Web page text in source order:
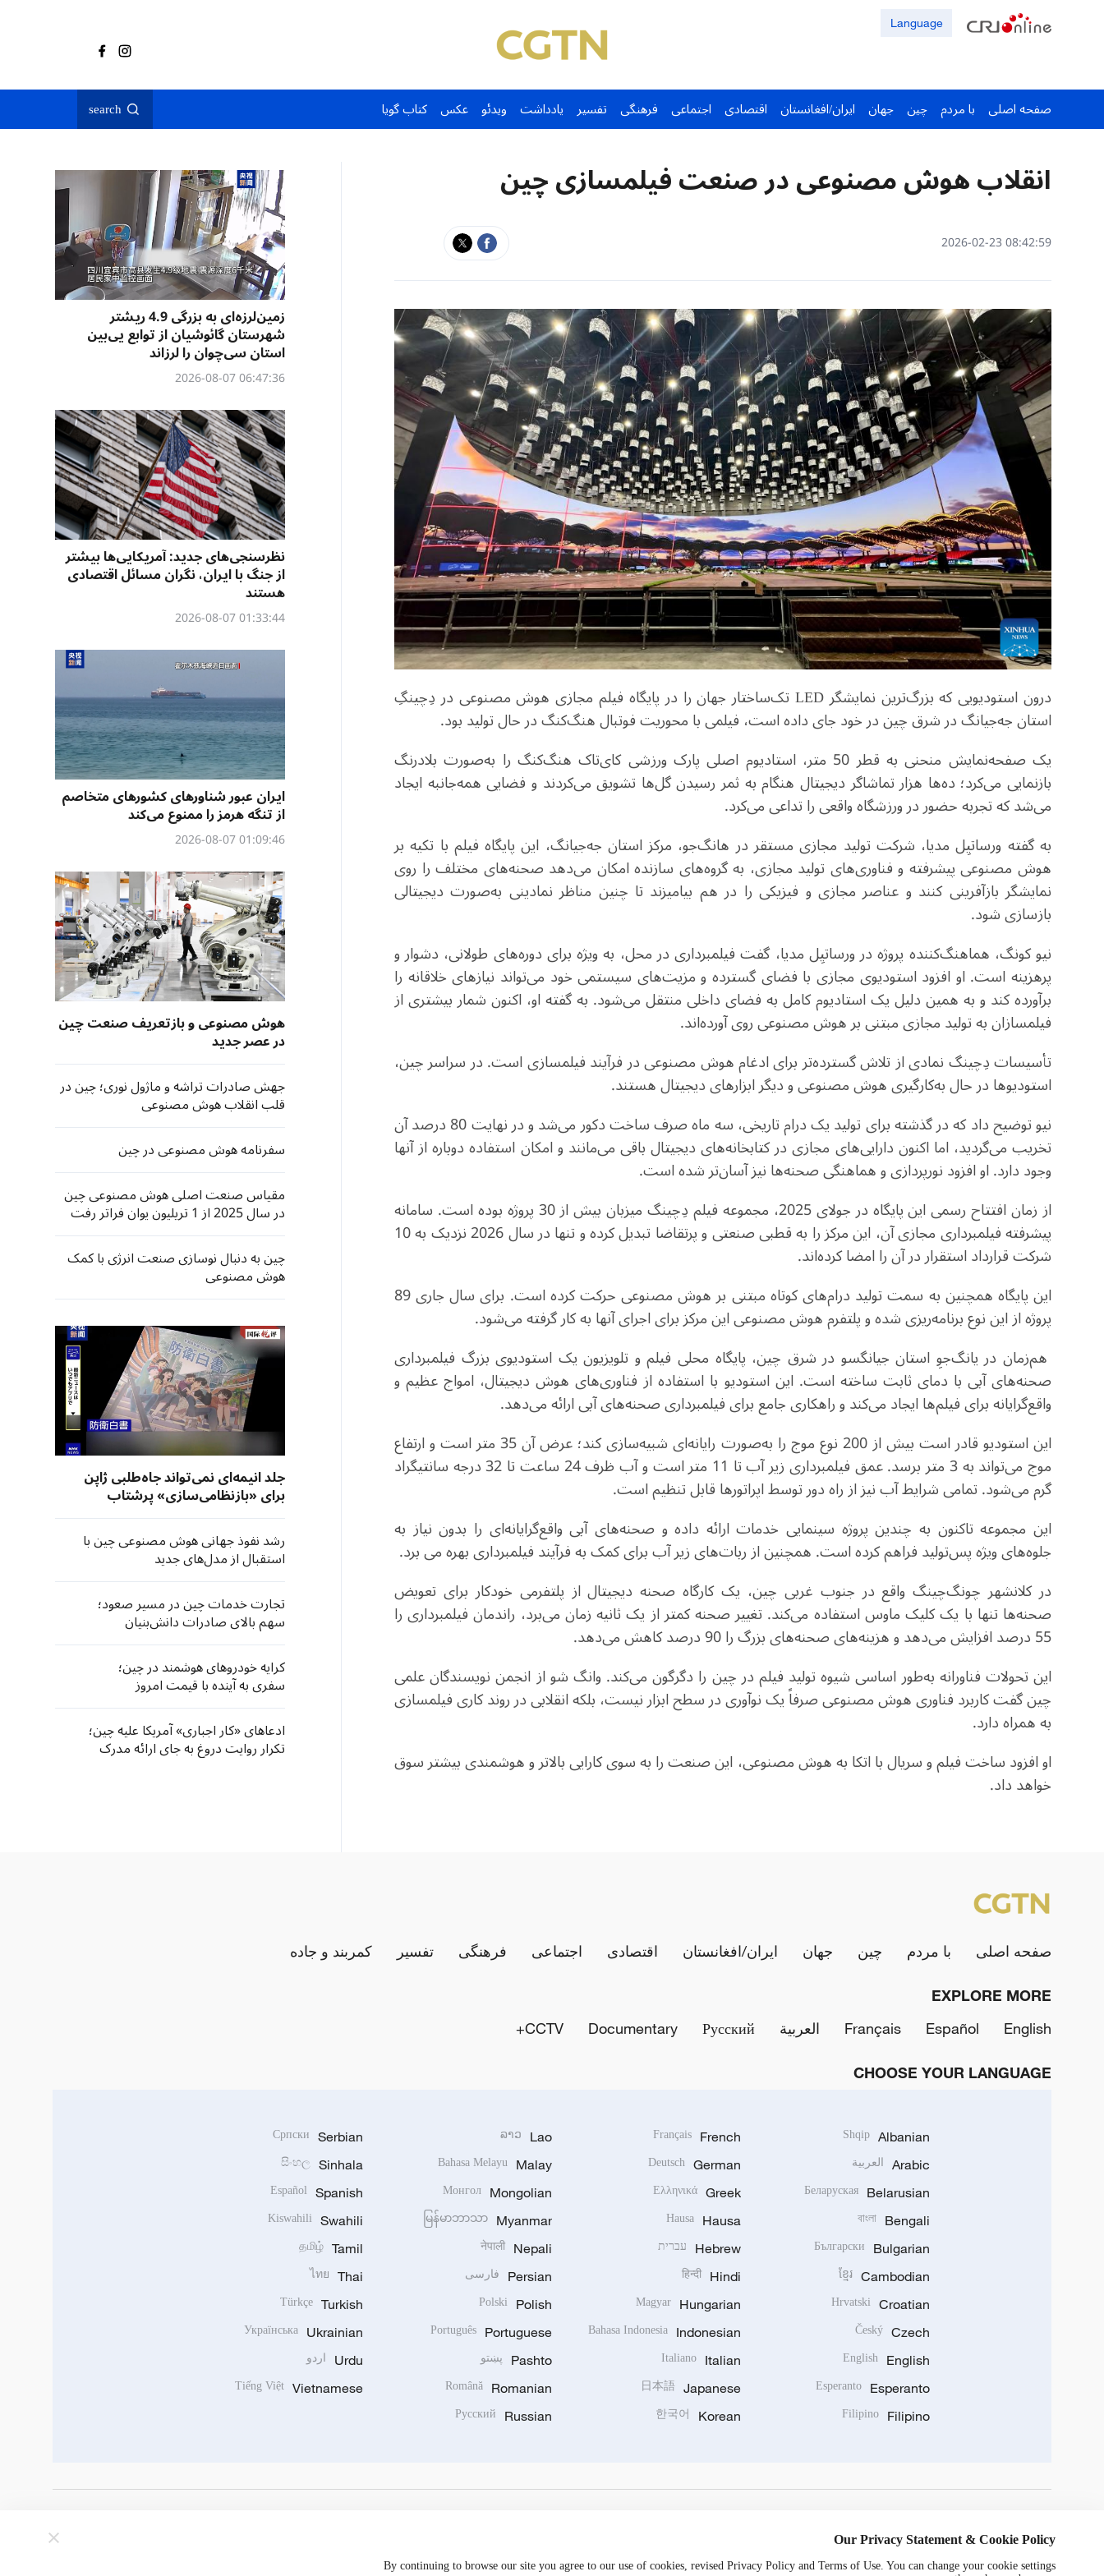
Language
صفحه اصلی با مردم چین جهان ایران/افغانستان اقتصادی اجتماعی فرهنگی تفسیر یادداشت ویدئو عکس کتاب گویا search
انقلاب هوش مصنوعی در صنعت فیلمسازی چین
08:42:59 2026-02-23
درون استودیویی که بزرگ‌ترین نمایشگرLED تک‌ساختار جهان را در پایگاه فیلم مجازی هوش مصنوعی در دِچینگِ
استان جه‌جیانگ در شرق چین در خود جای داده است، فیلمی با محوریت فوتبال هنگ‌کنگ در حال تولید بود.
یک صفحه‌نمایش منحنی به قطر 50 متر، استادیوم اصلی پارک ورزشی کای‌تاک هنگ‌کنگ را به‌صورت بلادرنگ
بازنمایی می‌کرد؛ ده‌ها هزار تماشاگر دیجیتال هنگام به ثمر رسیدن گل‌ها تشویق می‌کردند و فضایی همه‌جانبه ایجاد
می‌شد که تجربه حضور در ورزشگاه واقعی را تداعی می‌کرد.
به گفته ورساتیِل مدیا، شرکت تولید مجازی مستقر در هانگ‌جو، مرکز استان جه‌جیانگ، این پایگاه فیلم با تکیه بر
هوش مصنوعی پیشرفته و فناوری‌های تولید مجازی، به گروه‌های سازنده امکان می‌دهد صحنه‌های مختلف را روی
نمایشگر بازآفرینی کنند و عناصر مجازی و فیزیکی را در هم بیامیزند تا چنین مناظر نمادینی به‌صورت دیجیتالی
بازسازی شود.
نیو کونگ، هماهنگ‌کننده پروژه در ورساتیِل مدیا، گفت فیلمبرداری در محل، به ‌ویژه برای دوره‌های طولانی، دشوار و
پرهزینه است. او افزود استودیوی مجازی با فضای گسترده و مزیت‌های سیستمی خود می‌تواند نیازهای خلاقانه را
برآورده کند و به همین دلیل یک استادیوم کامل به فضای داخلی منتقل می‌شود. به گفته او، اکنون شمار بیشتری از
فیلمسازان به تولید مجازی مبتنی بر هوش مصنوعی روی آورده‌اند.
تأسیسات دِچینگ نمادی از تلاش گسترده‌تر برای ادغام هوش مصنوعی در فرآیند فیلمسازی است. در سراسر چین،
استودیوها در حال به‌کارگیری هوش مصنوعی و دیگر ابزارهای دیجیتال هستند.
نیو توضیح داد که در گذشته برای تولید یک درام تاریخی، سه ماه صرف ساخت دکور می‌شد و در نهایت 80 درصد آن
تخریب می‌گردید، اما اکنون دارایی‌های مجازی در کتابخانه‌های دیجیتال باقی می‌مانند و امکان استفاده دوباره از آنها
وجود دارد. او افزود نورپردازی و هماهنگی صحنه‌ها نیز آسان‌تر شده است.
از زمان افتتاح رسمی این پایگاه در جولای 2025، مجموعه فیلم دِچینگ میزبان بیش از 30 پروژه بوده است. سامانه
پیشرفته فیلمبرداری مجازی آن، این مرکز را به قطبی صنعتی و پرتقاضا تبدیل کرده و تنها در سال 2026 نزدیک به 10
شرکت قرارداد استقرار در آن را امضا کرده‌اند.
این پایگاه همچنین به سمت تولید درام‌های کوتاه مبتنی بر هوش مصنوعی حرکت کرده است. برای سال جاری 89
پروژه از این نوع برنامه‌ریزی شده و پلتفرم هوش مصنوعی این مرکز برای اجرای آنها به کار گرفته می‌شود.
هم‌زمان در یانگ‌جوِ استان جیانگسو در شرق چین، پایگاه محلی فیلم و تلویزیون یک استودیوی بزرگ فیلمبرداری
صحنه‌های آبی با دمای ثابت ساخته است. این استودیو با استفاده از فناوری‌های هوش دیجیتال، امواج عظیم و
واقع‌گرایانه برای فیلم‌ها ایجاد می‌کند و راهکاری جامع برای فیلمبرداری صحنه‌های آبی ارائه می‌دهد.
این استودیو قادر است بیش از 200 نوع موج را به‌صورت رایانه‌ای شبیه‌سازی کند؛ عرض آن 35 متر است و ارتفاع
موج می‌تواند به 3 متر برسد. عمق فیلمبرداری زیر آب تا 11 متر است و آب ظرف 24 ساعت تا 32 درجه سانتیگراد
گرم می‌شود. تمامی شرایط آب نیز از راه دور توسط اپراتورها قابل تنظیم است.
این مجموعه تاکنون به چندین پروژه سینمایی خدمات ارائه داده و صحنه‌های آبی واقع‌گرایانه‌ای را بدون نیاز به
جلوه‌های ویژه پس‌تولید فراهم کرده است. همچنین از ربات‌های زیر آب برای کمک به فرآیند فیلمبرداری بهره می ‌برد.
در کلانشهر چونگ‌چینگ واقع در جنوب‌ غربی چین، یک کارگاه صحنه دیجیتال از پلتفرمی خودکار برای تعویض
صحنه‌ها تنها با یک کلیک ماوس استفاده می‌کند. تغییر صحنه کمتر از یک ثانیه زمان می‌برد، راندمان فیلمبرداری را
55 درصد افزایش می‌دهد و هزینه‌های صحنه‌های بزرگ را 90 درصد کاهش می‌دهد
.
این تحولات فناورانه به‌طور اساسی شیوه تولید فیلم در چین را دگرگون می‌کند. وانگ شو از انجمن نویسندگان علمی
چین گفت کاربرد فناوری هوش مصنوعی صرفاً یک نوآوری در سطح ابزار نیست، بلکه انقلابی در روند کاری فیلمسازی
به همراه دارد.
او افزود ساخت فیلم و سریال با اتکا به هوش مصنوعی، این صنعت را به سوی کارایی بالاتر و هوشمندی بیشتر سوق
خواهد داد.
زمین‌لرزه‌ای به بزرگی 4.9 ریشتر
شهرستان گائوشیان از توابع یی‌بین
استان سی‌چوان را لرزاند
06:47:36 2026-08-07
نظرسنجی‌‌های جدید: آمریکایی‌ها بیشتر
از جنگ با ایران، نگران مسائل اقتصادی
هستند
01:33:44 2026-08-07
ایران عبور شناورهای کشورهای متخاصم
از تنگه هرمز را ممنوع می‌کند
01:09:46 2026-08-07
هوش مصنوعی و بازتعریف صنعت چین
در عصر جدید
جهش صادرات تراشه و ماژول نوری؛ چین در
قلب انقلاب هوش مصنوعی
سفرنامه هوش مصنوعی در چین
مقیاس صنعت اصلی هوش مصنوعی چین
در سال 2025 از 1 تریلیون یوان فراتر رفت
چین به دنبال نوسازی صنعت انرژی با کمک
هوش مصنوعی
جلد انیمه‌ای نمی‌تواند جاه‌طلبی ژاپن
برای «بازنظامی‌سازی» پرشتاب
خود را پنهان کند
رشد نفوذ جهانی هوش مصنوعی چین با
استقبال از مدل‌های جدید
تجارت خدمات چین در مسیر صعود؛
سهم بالای صادرات دانش‌بنیان
کرایه خودروهای هوشمند در چین؛
سفری به آینده با قیمت امروز
ادعاهای «کار اجباری» آمریکا علیه چین؛
تکرار روایت دروغ به جای ارائه مدرک
صفحه اصلی با مردم چین جهان ایران/افغانستان اقتصادی اجتماعی فرهنگی تفسیر کمربند و جاده
EXPLORE MORE
English
Español
Français العربية Русский
Documentary
CCTV+
CHOOSE YOUR LANGUAGE
Albanian
Shqip
Arabic العربية
Belarusian
Беларуская
Bengali
বাংলা
Bulgarian
Български
Cambodian
ខ្មែរ
Croatian
Hrvatski
Czech
Český
English
English
Esperanto
Esperanto
Filipino
Filipino
French
Français
German
Deutsch
Greek
Ελληνικά
Hausa
Hausa
Hebrew עברית
Hindi
हिन्दी
Hungarian
Magyar
Indonesian
Bahasa Indonesia
Italian
Italiano
Japanese
日本語
Korean
한국어
Lao
ລາວ
Malay
Bahasa Melayu
Mongolian
Монгол
Myanmar
မြန်မာဘာသာ
Nepali
नेपाली
Persian فارسی
Polish
Polski
Portuguese
Português
Pashto پښتو
Romanian
Română
Russian
Русский
Serbian
Српски
Sinhala
සිංහල
Spanish
Español
Swahili
Kiswahili
Tamil
தமிழ்
Thai
ไทย
Turkish
Türkçe
Ukrainian
Українська
Urdu اردو
Vietnamese
Tiếng Việt
Our Privacy Statement & Cookie Policy
By continuing to browse our site you agree to our use of cookies, revised Privacy Policy and Terms of Use. You can change your cookie settings